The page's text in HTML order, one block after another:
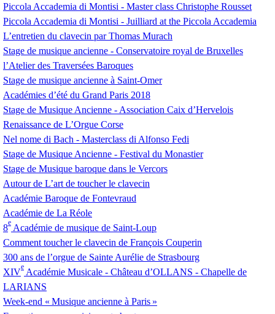
Piccola Accademia di Montisi - Master class Christophe Rousset
Piccola Accademia di Montisi - Juilliard at the Piccola Accademia
L’entretien du clavecin par Thomas Murach
Stage de musique ancienne - Conservatoire royal de Bruxelles
l’Atelier des Traversées Baroques
Stage de musique ancienne à Saint-Omer
Académies d’été du Grand Paris 2018
Stage de Musique Ancienne - Association Caix d’Hervelois
Renaissance de L’Orgue Corse
Nel nome di Bach - Masterclass di Alfonso Fedi
Stage de Musique Ancienne - Festival du Monastier
Stage de Musique baroque dans le Vercors
Autour de L’art de toucher le clavecin
Académie Baroque de Fontevraud
Académie de La Réole
8
e
Académie de musique de Saint-Loup
Comment toucher le clavecin de François Couperin
300 ans de l’orgue de Sainte Aurélie de Strasbourg
XIV
e
Académie Musicale - Château d’OLLANS - Chapelle de
LARIANS
Week-end « Musique ancienne à Paris »